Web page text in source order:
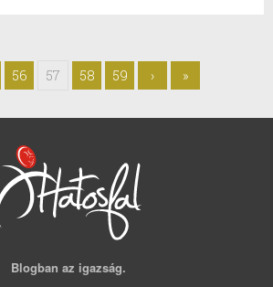
56 57 58 59 › »
Blogban az igazság.